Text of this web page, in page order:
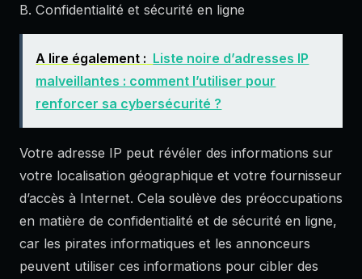
B. Confidentialité et sécurité en ligne
A lire également : Liste noire d’adresses IP
malveillantes : comment l’utiliser pour
renforcer sa cybersécurité ?
Votre adresse IP peut révéler des informations sur
votre localisation géographique et votre fournisseur
d’accès à Internet. Cela soulève des préoccupations
en matière de confidentialité et de sécurité en ligne,
car les pirates informatiques et les annonceurs
peuvent utiliser ces informations pour cibler des